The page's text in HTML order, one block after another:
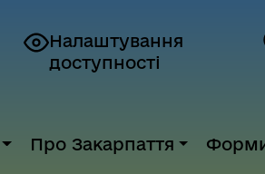
Налаштування
доступності
Про Закарпаття